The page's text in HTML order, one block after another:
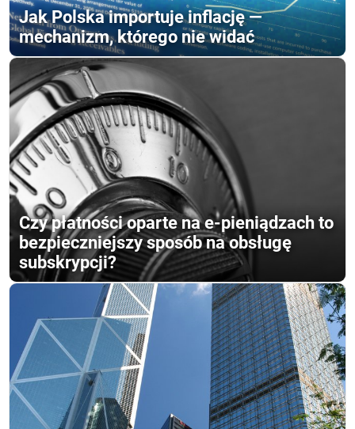
Jak Polska importuje inflację —
mechanizm, którego nie widać
Czy płatności oparte na e-pieniądzach to
bezpieczniejszy sposób na obsługę
subskrypcji?